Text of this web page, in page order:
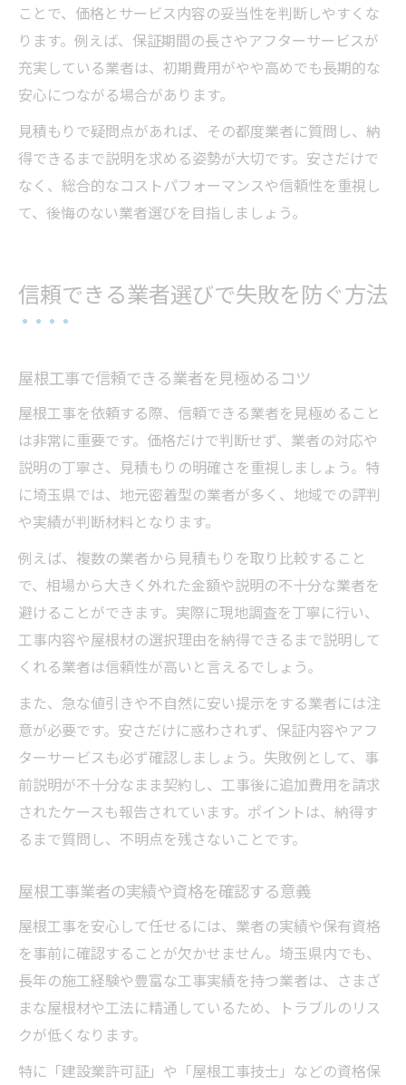
ことで、価格とサービス内容の妥当性を判断しやすくな
ります。例えば、保証期間の長さやアフターサービスが
充実している業者は、初期費用がやや高めでも長期的な
安心につながる場合があります。
見積もりで疑問点があれば、その都度業者に質問し、納
得できるまで説明を求める姿勢が大切です。安さだけで
なく、総合的なコストパフォーマンスや信頼性を重視し
て、後悔のない業者選びを目指しましょう。
信頼できる業者選びで失敗を防ぐ方法
屋根工事で信頼できる業者を見極めるコツ
屋根工事を依頼する際、信頼できる業者を見極めること
は非常に重要です。価格だけで判断せず、業者の対応や
説明の丁寧さ、見積もりの明確さを重視しましょう。特
に埼玉県では、地元密着型の業者が多く、地域での評判
や実績が判断材料となります。
例えば、複数の業者から見積もりを取り比較すること
で、相場から大きく外れた金額や説明の不十分な業者を
避けることができます。実際に現地調査を丁寧に行い、
工事内容や屋根材の選択理由を納得できるまで説明して
くれる業者は信頼性が高いと言えるでしょう。
また、急な値引きや不自然に安い提示をする業者には注
意が必要です。安さだけに惑わされず、保証内容やアフ
ターサービスも必ず確認しましょう。失敗例として、事
前説明が不十分なまま契約し、工事後に追加費用を請求
されたケースも報告されています。ポイントは、納得す
るまで質問し、不明点を残さないことです。
屋根工事業者の実績や資格を確認する意義
屋根工事を安心して任せるには、業者の実績や保有資格
を事前に確認することが欠かせません。埼玉県内でも、
長年の施工経験や豊富な工事実績を持つ業者は、さまざ
まな屋根材や工法に精通しているため、トラブルのリス
クが低くなります。
特に「建設業許可証」や「屋根工事技士」などの資格保